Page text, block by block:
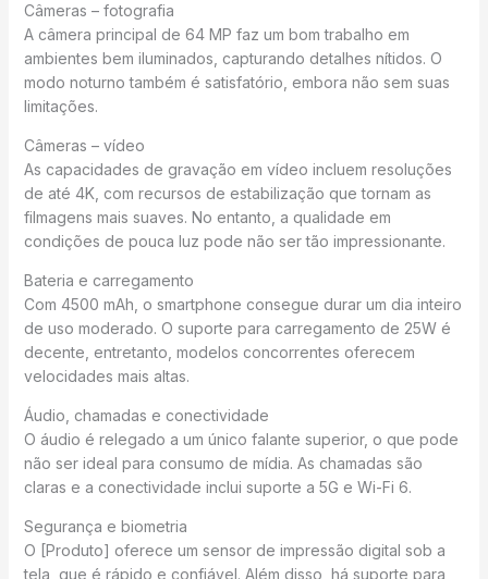
Câmeras – fotografia
A câmera principal de 64 MP faz um bom trabalho em
ambientes bem iluminados, capturando detalhes nítidos. O
modo noturno também é satisfatório, embora não sem suas
limitações.
Câmeras – vídeo
As capacidades de gravação em vídeo incluem resoluções
de até 4K, com recursos de estabilização que tornam as
filmagens mais suaves. No entanto, a qualidade em
condições de pouca luz pode não ser tão impressionante.
Bateria e carregamento
Com 4500 mAh, o smartphone consegue durar um dia inteiro
de uso moderado. O suporte para carregamento de 25W é
decente, entretanto, modelos concorrentes oferecem
velocidades mais altas.
Áudio, chamadas e conectividade
O áudio é relegado a um único falante superior, o que pode
não ser ideal para consumo de mídia. As chamadas são
claras e a conectividade inclui suporte a 5G e Wi-Fi 6.
Segurança e biometria
O [Produto] oferece um sensor de impressão digital sob a
tela, que é rápido e confiável. Além disso, há suporte para